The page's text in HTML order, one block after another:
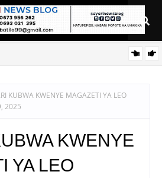
KUBWA KWENYE MAGAZETI YA LEO
2025
KWENYE
YA LEO